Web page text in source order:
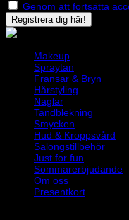
Genom att fortsätta
Makeup
Spraytan
Fransar & Bryn
Hårstyling
Naglar
Tandblekning
Smycken
Hud & Kroppsvård
Salongstillbehör
Just for fun
Sommarerbjudande
Om oss
Presentkort